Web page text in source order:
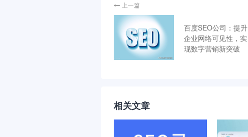
上一篇
百度SEO公司：提升
企业网络可见性，实
现数字营销新突破
相关文章